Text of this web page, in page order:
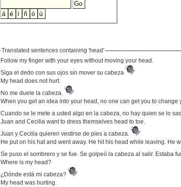
Translated sentences containing 'head'
Follow my finger with your eyes without moving your head.
Siga el dedo con sus ojos sin mover su cabeza
My head does not hurt.
No me duele la cabeza.
When you get an idea into your head, no one can get you to change
Cuando se le mete a usted algo en la cabeza, no hay quien se lo
Juan and Cecilia want to dress themselves head to toe.
Juan y Cecilia quieren vestirse de pies a cabeza.
He put on his hat and went away. He hit his head while leaving. He
Se puso el sombrero y se fue. Se golpeó la cabeza al salir. Estaba
Where is my head?
¿Dónde está mi cabeza?
My head was hurting.